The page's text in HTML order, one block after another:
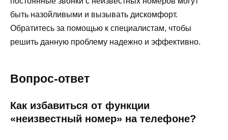
быть назойливыми и вызывать дискомфорт.
Обратитесь за помощью к специалистам, чтобы
решить данную проблему надежно и эффективно.
Вопрос-ответ
Как избавиться от функции
«неизвестный номер» на телефоне?